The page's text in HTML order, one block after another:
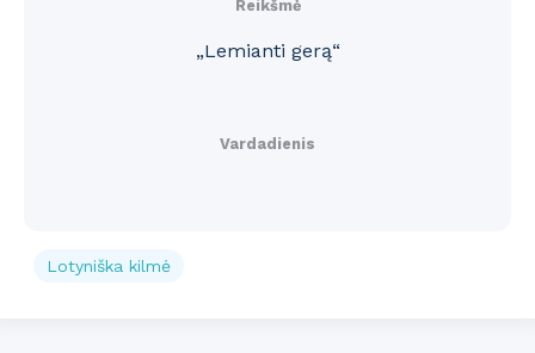
Reikšmė
„Lemianti gerą“
Vardadienis
Lotyniška kilmė